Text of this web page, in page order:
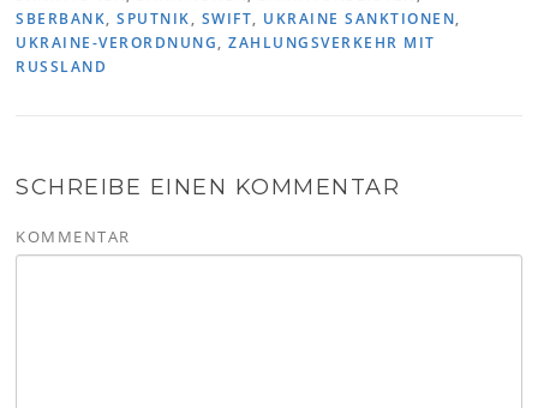
SBERBANK,SPUTNIK, SWIFT, UKRAINE SANKTIONEN,
UKRAINE-VERORDNUNG,ZAHLUNGSVERKEHR MIT
RUSSLAND
SCHREIBE EINEN KOMMENTAR
KOMMENTAR